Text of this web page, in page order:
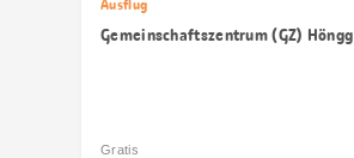
Ausflug
Gemeinschaftszentrum (GZ) Höngg
Gratis